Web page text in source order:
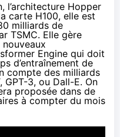
l’architecture Hopper
carte H100, elle est
milliards de
TSMC. Elle gère
Engine qui doit
d’entraînement de
compte des milliards
GPT-3, ou Dall-E. On
proposée dans de
à compter du mois